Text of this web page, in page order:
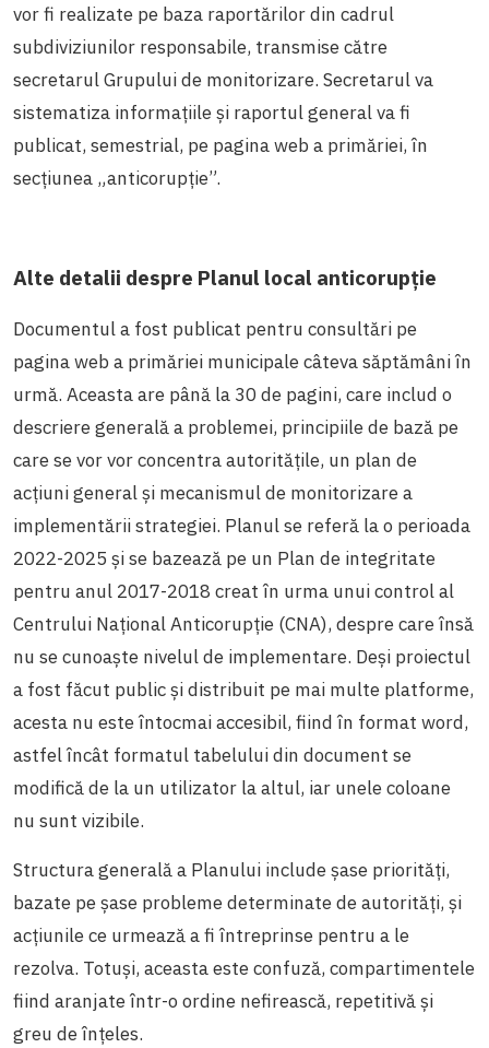
vor fi realizate pe baza raportărilor din cadrul
subdiviziunilor responsabile, transmise către
secretarul Grupului de monitorizare. Secretarul va
sistematiza informațiile și raportul general va fi
publicat, semestrial, pe pagina web a primăriei, în
secțiunea „anticorupție”.
Alte detalii despre Planul local anticorupție
Documentul a fost publicat pentru consultări pe
pagina web a primăriei municipale câteva săptămâni în
urmă. Aceasta are până la 30 de pagini, care includ o
descriere generală a problemei, principiile de bază pe
care se vor vor concentra autoritățile, un plan de
acțiuni general și mecanismul de monitorizare a
implementării strategiei. Planul se referă la o perioada
2022-2025 și se bazează pe un Plan de integritate
pentru anul 2017-2018 creat în urma unui control al
Centrului Național Anticorupție (CNA), despre care însă
nu se cunoaște nivelul de implementare. Deși proiectul
a fost făcut public și distribuit pe mai multe platforme,
acesta nu este întocmai accesibil, fiind în format word,
astfel încât formatul tabelului din document se
modifică de la un utilizator la altul, iar unele coloane
nu sunt vizibile.
Structura generală a Planului include șase priorități,
bazate pe șase probleme determinate de autorități, și
acțiunile ce urmează a fi întreprinse pentru a le
rezolva. Totuși, aceasta este confuză, compartimentele
fiind aranjate într-o ordine nefirească, repetitivă și
greu de înțeles.